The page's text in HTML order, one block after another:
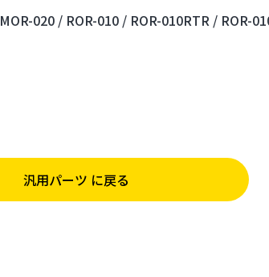
MOR-020 / ROR-010 / ROR-010RTR / ROR-
汎用パーツ に戻る